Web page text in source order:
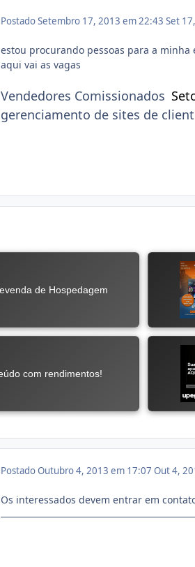
PostadoSetembro 17, 2013 em 22:43 Set
estou procurando pessoas para a
aqui vai as vagas
Vendedores Comissionados
gerenciamento de sites de
PostadoOutubro 4, 2013 em 17:07 Out 4,
Os interessados devem entrar em